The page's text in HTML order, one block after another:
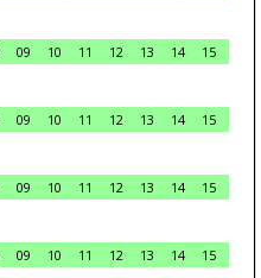
09 10 11 12 13 14
15
09 10 11 12 13 14
15
09 10 11 12 13 14
15
09 10 11 12 13 14
15